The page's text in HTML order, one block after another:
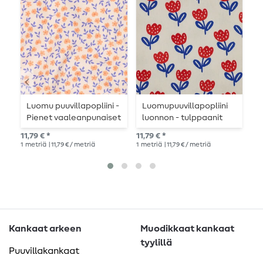
Luomu puuvillapopliini -
Pienet vaaleanpunaiset
kukat
11,79 € *
1 metriä | 11,79 € / metriä
Luomupuuvillapopliini
luonnon - tulppaanit
luonto
11,79 € *
1 metriä | 11,79 € / metriä
Kankaat arkeen
Puuvillakankaat
Muodikkaat kankaat
tyylillä